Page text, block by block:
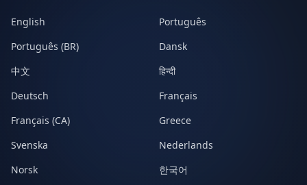
English
Português
Português (BR)
Dansk
中文
हिन्दी
Deutsch
Français
Français (CA)
Greece
Svenska
Nederlands
Norsk
한국어